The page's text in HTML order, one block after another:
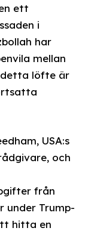
ett
i
har
mellan
detta löfte är
USA:s
och
från
under Trump-
hitta en